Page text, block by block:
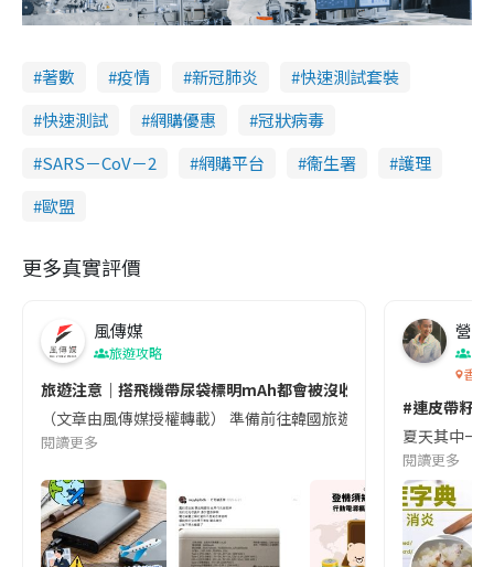
著數 疫情 新冠肺炎
快速測試套裝
快速測試
網購優惠
冠狀病毒
SARS－CoV－2
網購平台 衞生署
護理
歐盟
更多真實評價
風傳媒
旅遊攻略
旅遊注意｜搭飛機帶尿袋標明mAh都會被沒收😱出發前切記檢查
（文章由風傳媒授權轉載） 準備前往韓國旅遊的民眾，近期要
閱讀更多
營養
香港
#連皮帶籽
夏天其中一
閱讀更多